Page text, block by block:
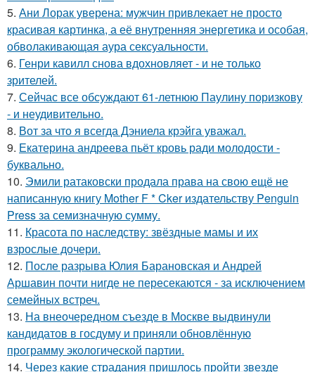
5. Ани Лорак уверена: мужчин привлекает не просто
красивая картинка, а её внутренняя энергетика и особая,
обволакивающая аура сексуальности.
6. Генри кавилл снова вдохновляет - и не только
зрителей.
7. Сейчас все обсуждают 61-летнюю Паулину поризкову
- и неудивительно.
8. Вот за что я всегда Дэниела крэйга уважал.
9. Екатерина андреева пьёт кровь ради молодости -
буквально.
10. Эмили ратаковски продала права на свою ещё не
написанную книгу Mother F * Cker издательству Penguin
Press за семизначную сумму.
11. Красота по наследству: звёздные мамы и их
взрослые дочери.
12. После разрыва Юлия Барановская и Андрей
Аршавин почти нигде не пересекаются - за исключением
семейных встреч.
13. На внеочередном съезде в Москве выдвинули
кандидатов в госдуму и приняли обновлённую
программу экологической партии.
14. Через какие страдания пришлось пройти звезде